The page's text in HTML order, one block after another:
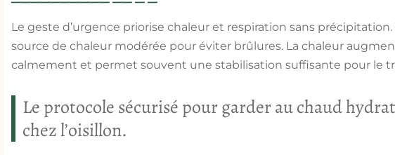
Le geste d’urgence priorise chaleur et respiration sans
source de chaleur modérée pour éviter brûlures. La chaleur
calmement et permet souvent une stabilisation suffisante pour le
Le protocole sécurisé pour garder au chaud
chez l’oisillon.